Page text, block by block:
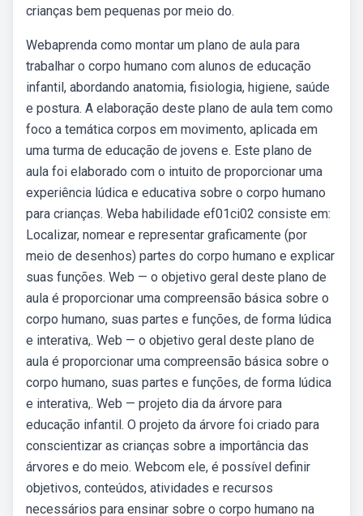
crianças bem pequenas por meio do.
Webaprenda como montar um plano de aula para
trabalhar o corpo humano com alunos de educação
infantil, abordando anatomia, fisiologia, higiene, saúde
e postura. A elaboração deste plano de aula tem como
foco a temática corpos em movimento, aplicada em
uma turma de educação de jovens e. Este plano de
aula foi elaborado com o intuito de proporcionar uma
experiência lúdica e educativa sobre o corpo humano
para crianças. Weba habilidade ef01ci02 consiste em:
Localizar, nomear e representar graficamente (por
meio de desenhos) partes do corpo humano e explicar
suas funções. Web — o objetivo geral deste plano de
aula é proporcionar uma compreensão básica sobre o
corpo humano, suas partes e funções, de forma lúdica
e interativa,. Web — o objetivo geral deste plano de
aula é proporcionar uma compreensão básica sobre o
corpo humano, suas partes e funções, de forma lúdica
e interativa,. Web — projeto dia da árvore para
educação infantil. O projeto da árvore foi criado para
conscientizar as crianças sobre a importância das
árvores e do meio. Webcom ele, é possível definir
objetivos, conteúdos, atividades e recursos
necessários para ensinar sobre o corpo humano na